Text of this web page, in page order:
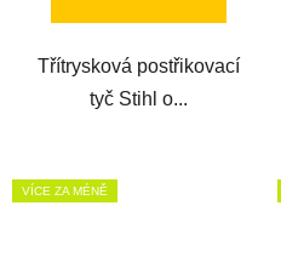
Třítrysková postřikovací
tyč Stihl o...
VÍCE ZA MÉNĚ